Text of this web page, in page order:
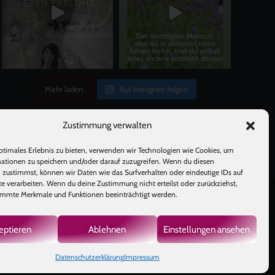
Zustimmung verwalten
Erlebnis zu bieten, verwenden wir Technologien wie Cookies, um
zu speichern und/oder darauf zuzugreifen. Wenn du diesen
zustimmst, können wir Daten wie das Surfverhalten oder eindeutige IDs auf
verarbeiten. Wenn du deine Zustimmung nicht erteilst oder zurückziehst,
Merkmale und Funktionen beeinträchtigt werden.
Ablehnen Einstellungen ansehen
DatenschutzerklärungImpressum
Mehr laden Auf Instagram folgen
|